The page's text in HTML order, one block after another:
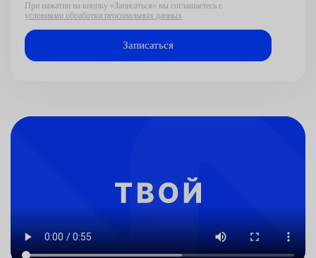
При нажатии на кнопку «Записаться» вы соглашаетесь с
условиями обработки персональных данных